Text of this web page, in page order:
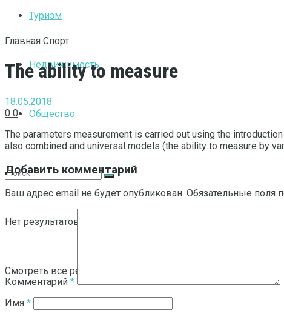
Туризм
Недвижимость
Общество
Нет результатов
Смотреть все результаты
Главная Спорт
The ability to measure
18.05.2018
0 0
The parameters measurement is carried out using the
also combined and universal models (the ability to measure by
Добавить комментарий
Ваш адрес email не будет опубликован. Обязательные поля
Комментарий *
Имя *